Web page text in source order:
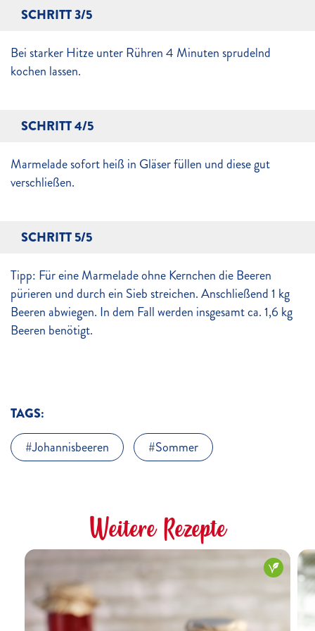
SCHRITT 3/5
Bei starker Hitze unter Rühren 4 Minuten sprudelnd
kochen lassen.
SCHRITT 4/5
Marmelade sofort heiß in Gläser füllen und diese gut
verschließen.
SCHRITT 5/5
Tipp: Für eine Marmelade ohne Kernchen die Beeren
pürieren und durch ein Sieb streichen. Anschließend 1 kg
Beeren abwiegen. In dem Fall werden insgesamt ca. 1,6 kg
Beeren benötigt.
TAGS:
Johannisbeeren
Sommer
Weitere Rezepte